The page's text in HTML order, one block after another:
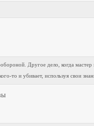
Другое дело, когда
то и убивает, используя свои